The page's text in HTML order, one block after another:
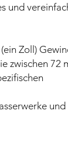
und
Zoll)
zwischen 72
und